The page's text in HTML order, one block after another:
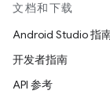
文档和下载
Android Studio 指
开发者指南
API 参考